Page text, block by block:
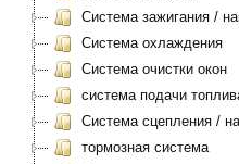
Система зажигания /
Система охлаждения
Система очистки окон
система подачи
Система сцепления /
тормозная система